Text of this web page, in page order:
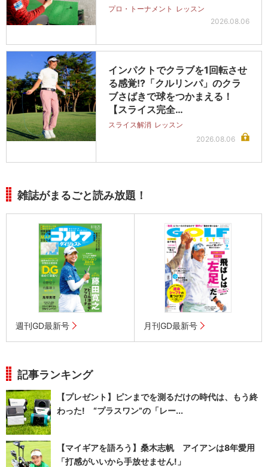
プロ・トーナメント レッスン
2026.08.06
インパクトでクラブを1回転させ
る感覚!?「クルリンパ」のクラ
ブさばきで球をつかまえる！
【スライス完全…
スライス解消 レッスン
2026.08.06
雑誌がまるごと読み放題！
週刊GD最新号 月刊GD最新号
記事ランキング
【プレゼント】ピンまでを測るだけの時代は、もう終
わった! “プラスワン”の「レー...
【マイギアを語ろう】桑木志帆 アイアンは8年愛用
「打感がいいから手放せません!」